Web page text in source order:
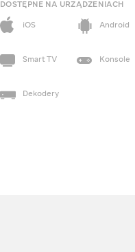
DOSTĘPNE NA URZĄDZENIACH
iOS
Android
Smart TV Konsole
Dekodery